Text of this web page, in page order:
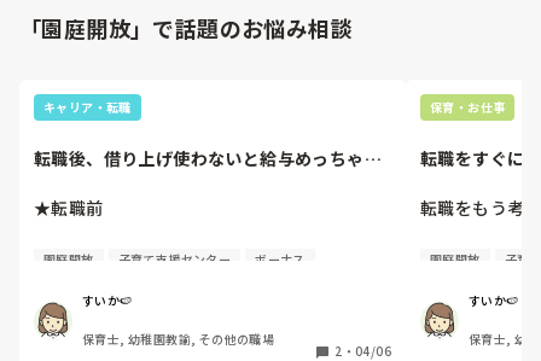
「園庭開放」で話題のお悩み相談
キャリア・転職
転職後、借り上げ使わないと給与めっちゃ低
★転職前
借り上げなしで
ボーナス3ヶ月
年収370万前後
園庭開放 子育て支援センター ボーナス
すいか🍉
保育士, 幼稚園教諭, その他の職場
2 ・ 04/06
保育・お仕事
転職をすぐに
転職をもう考
今年度、今の
年は頑張ろう
方や考え方に
約1年かけて
園庭開放 子育
すいか🍉
保育士, 幼